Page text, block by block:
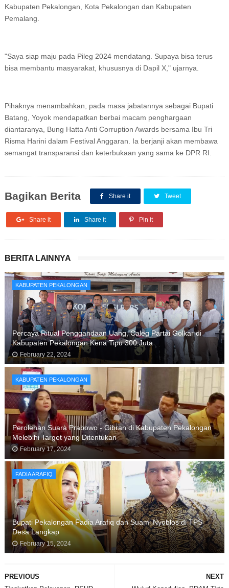
Kabupaten Pekalongan, Kota Pekalongan dan Kabupaten
Pemalang.
"Saya siap maju pada Pileg 2024 mendatang. Supaya bisa terus
bisa membantu masyarakat, khususnya di Dapil X," ujarnya.
Pihaknya menambahkan, pada masa jabatannya sebagai Bupati
Batang, Yoyok mendapatkan berbai macam penghargaan
diantaranya, Bung Hatta Anti Corruption Awards bersama Ibu Tri
Risma Harini dalam Festival Anggaran. Ia berjanji akan membawa
semangat transparansi dan keterbukaan yang sama ke DPR RI.
Bagikan Berita Share it Tweet
Share it Share it Pin it
BERITA LAINNYA
KABUPATEN PEKALONGAN
Percaya Ritual Penggandaan Uang, Caleg Partai Golkar di
Kabupaten Pekalongan Kena Tipu 300 Juta
February 22, 2024
KABUPATEN PEKALONGAN
Perolehan Suara Prabowo - Gibran di Kabupaten Pekalongan
Melebihi Target yang Ditentukan
February 17, 2024
FADIA ARAFIQ
Bupati Pekalongan Fadia Arafiq dan Suami Nyoblos di TPS
Desa Langkap
February 15, 2024
NEXT
PREVIOUS